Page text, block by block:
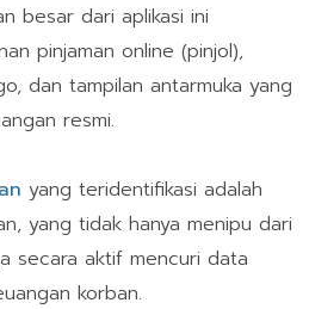
besar dari aplikasi ini
pinjaman online (pinjol),
dan tampilan antarmuka yang
resmi.
yang teridentifikasi adalah
yang tidak hanya menipu dari
secara aktif mencuri data
korban.